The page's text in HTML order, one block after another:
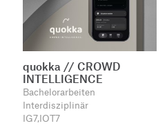
quokka // CROWD
INTELLIGENCE
Bachelorarbeiten
Interdisziplinär
IG7,IOT7